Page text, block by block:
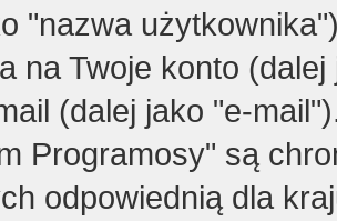
"nazwa
na Twoje konto
(dalej jako "e-
Programosy" są
odpowiednią dla